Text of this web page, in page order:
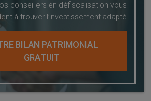
conseillers en défiscalisation vous
à trouver l’investissement adapté
BILAN PATRIMONIAL
GRATUIT